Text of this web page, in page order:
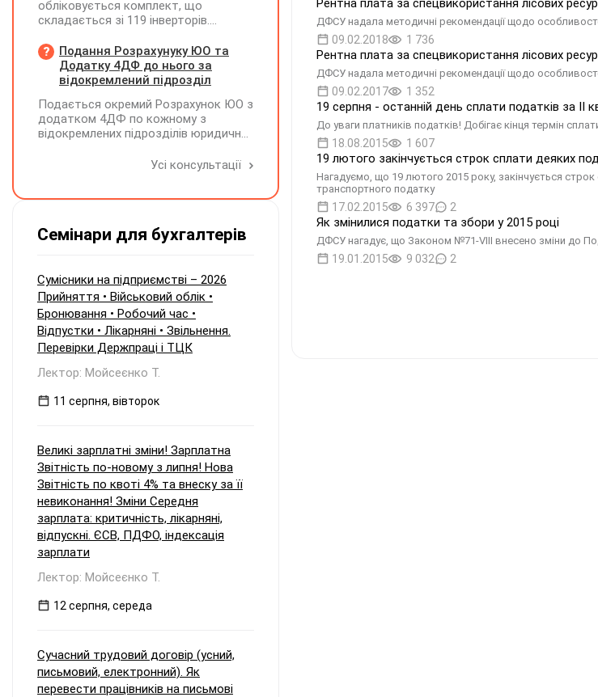
Рентна плата за спецвикористання лісових
ДФСУ надала методичні рекомендації щодо
09.02.2018 1 736
Рентна плата за спецвикористання лісових
ДФСУ надала методичні рекомендації щодо
09.02.2017 1 352
19 серпня - останній день сплати податків за II
До уваги платників податків! Добігає кінця термін
18.08.2015 1 607
19 лютого закінчується строк сплати деяких
Нагадуємо, що 19 лютого 2015 року, закінчується
транспортного податку
17.02.2015 6 397 2
Як змінилися податки та збори у 2015 році
ДФСУ нагадує, що Законом №71-VIII внесено зміни до
19.01.2015 9 032 2
речових прав на нерухоме майно
лише 01.04.2024 р. Як оскаржити ППР,
січень – березень 2024 року?
обліковується комплект, що
складається зі 119 інверторів.
грудні 2024 року, при його придбанні
було сформовано ПК з ПДВ. У червні
2026 року один з інверторів вийшов з
2026 року підприємство придбало
новий інвертор і власними силами
встановило його замість
операції в бухобліку та які виникають
Подання Розрахунуку ЮО та
Додатку 4ДФ до нього за
відокремлений підрозділ
Подається окремий Розрахунок ЮО з
додатком 4ДФ по кожному з
відокремлених підрозділів юридичної
нараховувати, утримувати іУсі консультації
Семінари для бухгалтерів
Сумісники на підприємстві – 2026
Прийняття • Військовий облік •
Бронювання • Робочий час •
Відпустки • Лікарняні • Звільнення.
Перевірки Держпраці і ТЦК
Лектор: Мойсеєнко Т.
11 серпня, вівторок
Великі зарплатні зміни! Зарплатна
Звітність по-новому з липня! Нова
Звітність по квоті 4% та внеску за її
невиконання! Зміни Середня
зарплата: критичність, лікарняні,
відпускні. ЄСВ, ПДФО, індексація
зарплати
Лектор: Мойсеєнко Т.
12 серпня, середа
Сучасний трудовий договір (усний,
письмовий, електронний). Як
перевести працівників на письмові